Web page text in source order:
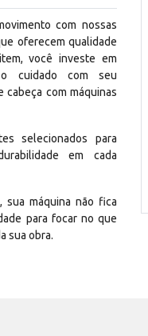
com nossas
oferecem qualidade
você investe em
o cuidado com seu
com máquinas
selecionados para
em cada
sua máquina não fica
para focar no que
sua obra.